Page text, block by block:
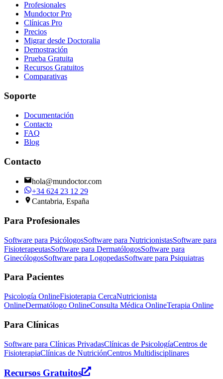
Profesionales
Mundoctor Pro
Clínicas Pro
Precios
Migrar desde Doctoralia
Demostración
Prueba Gratuita
Recursos Gratuitos
Comparativas
Soporte
Documentación
Contacto
FAQ
Blog
Contacto
hola@mundoctor.com
+34 624 23 12 29
Cantabria, España
Para Profesionales
Software para PsicólogosSoftware para NutricionistasSoftware para
FisioterapeutasSoftware para DermatólogosSoftware para
GinecólogosSoftware para LogopedasSoftware para Psiquiatras
Para Pacientes
Psicología OnlineFisioterapia CercaNutricionista
OnlineDermatólogo OnlineConsulta Médica OnlineTerapia Online
Para Clínicas
Software para Clínicas PrivadasClínicas de PsicologíaCentros de
FisioterapiaClínicas de NutriciónCentros Multidisciplinares
Recursos Gratuitos